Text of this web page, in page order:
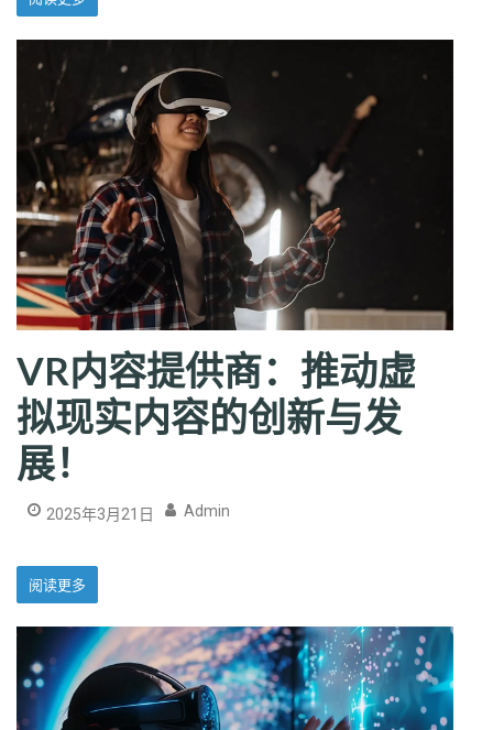
VR内容提供商：推动虚
拟现实内容的创新与发
展！
2025年3月21日 Admin
阅读更多